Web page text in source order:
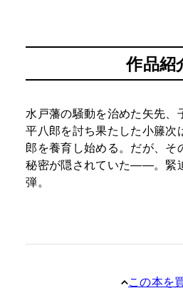
作品紹
水戸藩の騒動を治めた矢先、
平八郎を討ち果たした小籐次
郎を養育し始める。だが、そ
秘密が隠されていた――。緊
弾。
この本を